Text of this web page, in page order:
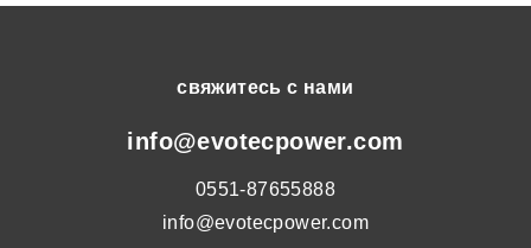
свяжитесь с нами
info@evotecpower.com
0551-87655888
info@evotecpower.com